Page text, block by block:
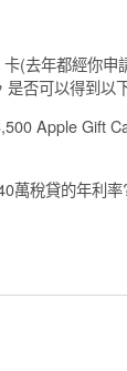
(去年都經你申
否可以得到以
Apple Gift
萬稅貸的年利率